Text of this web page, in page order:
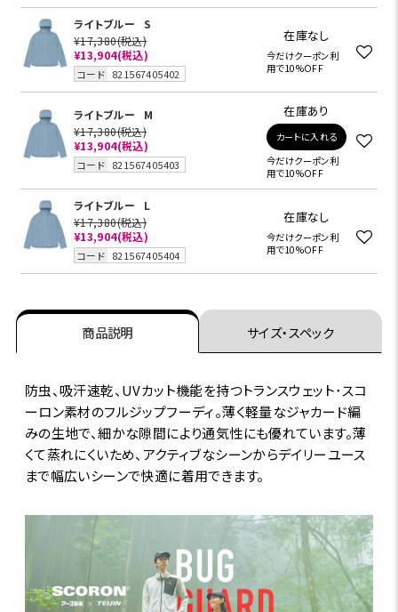
ライトブルー
S
¥17,380(税込)
¥13,904(税込)
コード 821567405402
在庫なし
今だけクーポン利
用で10%OFF
ライトブルー
M
¥17,380(税込)
¥13,904(税込)
コード 821567405403
在庫あり
カートに入れる
今だけクーポン利
用で10%OFF
ライトブルー
L
¥17,380(税込)
¥13,904(税込)
コード 821567405404
在庫なし
今だけクーポン利
用で10%OFF
商品説明 サイズ・スペック
防虫、吸汗速乾、UVカット機能を持つトランスウェット･スコ
ーロン素材のフルジップフーディ。薄く軽量なジャカード編
みの生地で、細かな隙間により通気性にも優れています。薄
くて蒸れにくいため、アクティブなシーンからデイリーユース
まで幅広いシーンで快適に着用できます。